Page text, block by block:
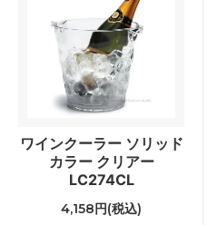
ワインクーラー ソリッド
カラー クリアー
LC274CL
4,158円(税込)